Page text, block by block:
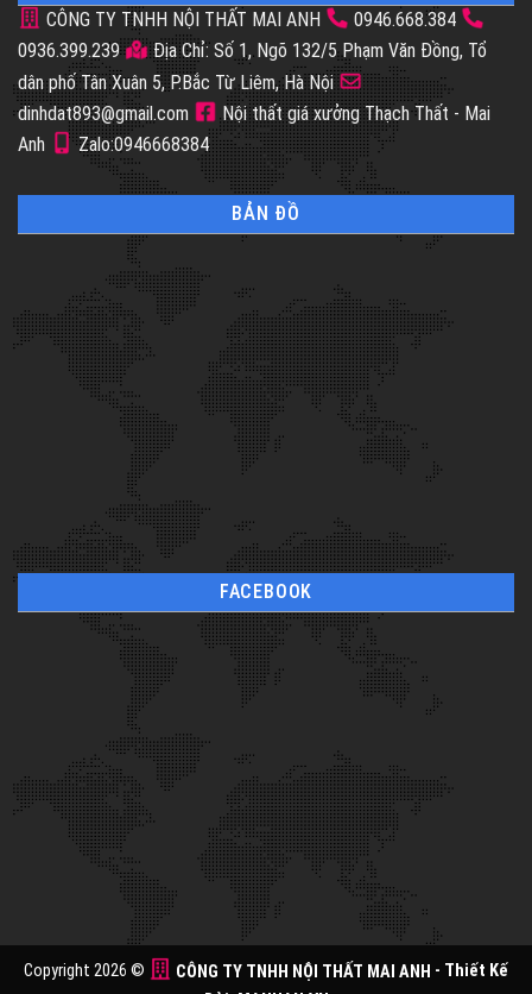
CÔNG TY TNHH NỘI THẤT MAI ANH
0946.668.384
0936.399.239
Địa Chỉ: Số 1, Ngõ 132/5 Phạm Văn Đồng, Tổ
dân phố Tân Xuân 5, P.Bắc Từ Liêm, Hà Nội
dinhdat893@gmail.com
Nội thất giá xưởng Thạch Thất - Mai
Anh
Zalo:0946668384
BẢN ĐỒ
FACEBOOK
Copyright 2026 © CÔNG TY TNHH NỘI THẤT MAI ANH - Thiết Kế